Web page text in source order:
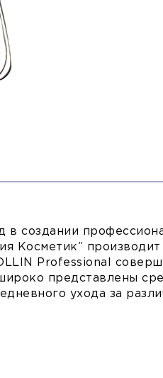
в создании
Косметик” производит
Professional
представлены
ухода за